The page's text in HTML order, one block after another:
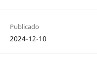
Publicado
2024-12-10